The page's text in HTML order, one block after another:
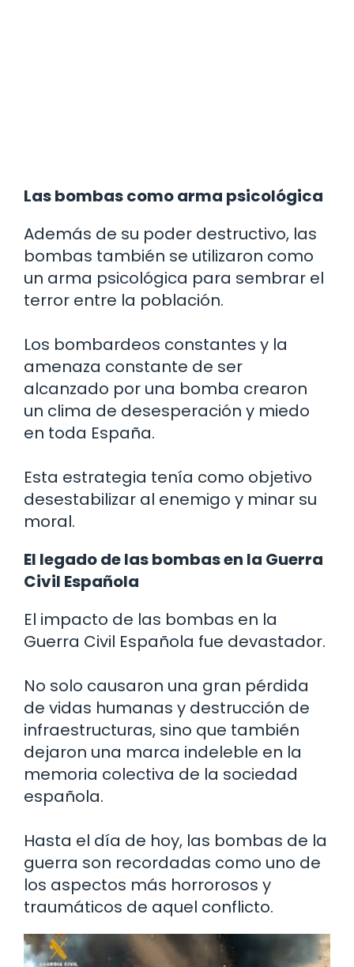
Las bombas como arma psicológica
Además de su poder destructivo, las
bombas también se utilizaron como
un arma psicológica para sembrar el
terror entre la población.
Los bombardeos constantes y la
amenaza constante de ser
alcanzado por una bomba crearon
un clima de desesperación y miedo
en toda España.
Esta estrategia tenía como objetivo
desestabilizar al enemigo y minar su
moral.
El legado de las bombas en la Guerra
Civil Española
El impacto de las bombas en la
Guerra Civil Española fue devastador.
No solo causaron una gran pérdida
de vidas humanas y destrucción de
infraestructuras, sino que también
dejaron una marca indeleble en la
memoria colectiva de la sociedad
española.
Hasta el día de hoy, las bombas de la
guerra son recordadas como uno de
los aspectos más horrorosos y
traumáticos de aquel conflicto.